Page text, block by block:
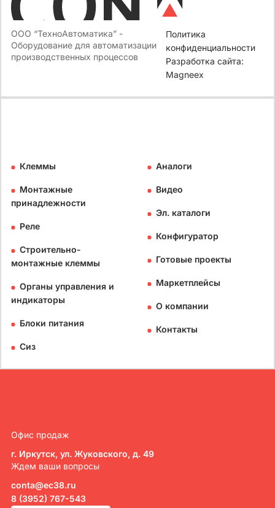
ООО “ТехноАвтоматика” -
Оборудование для автоматизации
производственных процессов
Политика
конфиденциальности
Разработка сайта:
Magneex
Клеммы
Монтажные
принадлежности
Реле
Строительно-
монтажные клеммы
Органы управления и
индикаторы
Блоки питания
Сиз
Аналоги
Видео
Эл. каталоги
Конфигуратор
Готовые проекты
Маркетплейсы
О компании
Контакты
Офис продаж
г. Иркутск, ул. Жуковского, д. 49
Ждем ваши вопросы
conta@ec38.ru
8 (3952) 767-543